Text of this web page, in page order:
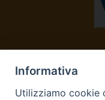
Informativa
Utilizziamo cookie